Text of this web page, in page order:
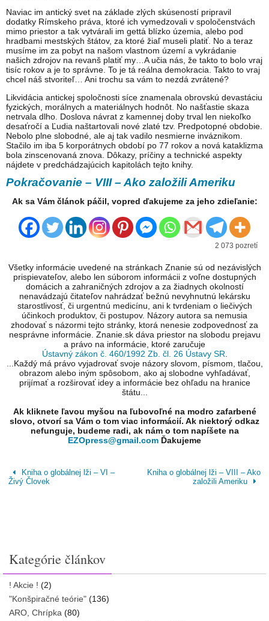
Naviac im antický svet na základe zlých skúseností pripravil
dodatky Rímskeho práva, ktoré ich vymedzovali v spoločenstvách
mimo priestor a tak vytvárali im gettá blízko územia, alebo pod
hradbami mestských štátov, za ktoré žiaľ museli platiť. No a teraz
musíme im za pobyt na našom vlastnom území a vykrádanie
našich zdrojov na revanš platiť my…A učia nás, že takto to bolo vraj
tisíc rokov a je to správne. To je tá reálna demokracia. Takto to vraj
chcel náš stvoriteľ… Ani trochu sa vám to nezdá zvrátené?
Likvidácia antickej spoločnosti síce znamenala obrovskú devastáciu
fyzických, morálnych a materiálnych hodnôt. No našťastie skaza
netrvala dlho. Doslova návrat z kamennej doby trval len niekoľko
desaťročí a Ľudia naštartovali nové zlaté tzv. Predpotopné obdobie.
Nebolo plne slobodné, ale aj tak vadilo nesmierne inváznikom.
Stačilo im iba 5 korporátnych období po 77 rokov a nová kataklizma
bola zinscenovaná znova. Dôkazy, príčiny a technické aspekty
nájdete v predchádzajúcich kapitolách tejto knihy.
Pokračovanie – VIII – Ako založili Ameriku
Ak sa Vám článok páčil, vopred ďakujeme za jeho zdieľanie:
2 073 pozretí
Všetky informácie uvedené na stránkach Znanie sú od nezávislých
prispievateľov, alebo len súborom informácii z voľne dostupných
domácich a zahraničných zdrojov a za žiadnych okolností
nenavádzajú čitateľov nahrádzať bežnú nevyhnutnú lekársku
starostlivosť, či urgentnú medicínu, ani k tvrdeniam o liečivých
účinkoch produktov, či postupov. Názory autora sa nemusia
zhodovať s názormi tejto stránky, ktorá nenesie zodpovednosť za
nesprávne informácie. Znanie.sk dáva priestor na slobodu prejavu
a právo na informácie, ktoré zaručuje
Ústavný zákon č. 460/1992 Zb. čl. 26 Ústavy SR
...Každý má právo vyjadrovať svoje názory slovom, písmom, tlačou,
obrazom alebo iným spôsobom, ako aj slobodne vyhľadávať,
prijímať a rozširovať idey a informácie bez ohľadu na hranice
štátu...
Ak kliknete ľavou myšou na ľubovoľné na modro zafarbené
slovo, otvorí sa Vám o tom viac informácií. Ak niektorý odkaz
nefunguje, budeme radi, ak nám o tom napíšete na
EZOpress@gmail.com Ďakujeme
Kniha o globálnej lži – VI –
Živý Človek
Kniha o globálnej lži – VIII – Ako
založili Ameriku
Kategórie článkov
! Akcie ! (2)
"Konšpiračné teórie" (136)
ARO, Chrípka (80)